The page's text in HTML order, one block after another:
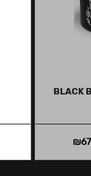
BLACK
₪